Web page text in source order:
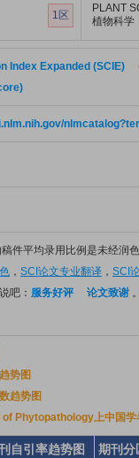
1区
PLANT
植物科学
Index Expanded (SCIE)
件平均录用比例是未经润
， SCI论文专业翻译 ， SCI
吧： 服务好评 论文致谢
势图
趋势图
Phytopathology上中国学
自引率趋势图
期刊分